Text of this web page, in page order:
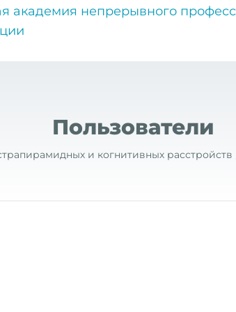
академия непрерывного
Пользователи
и когнитивных расстройств